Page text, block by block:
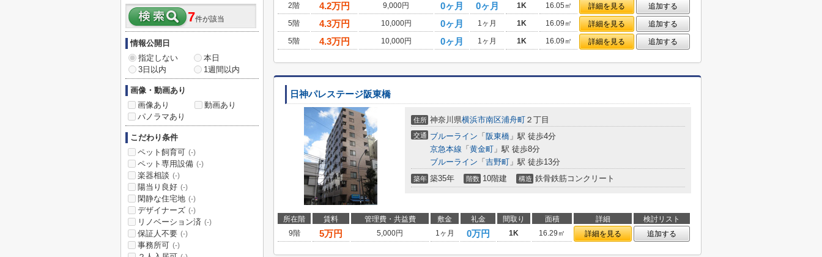
2階
4.2万円 9,000円 0ヶ月 0ヶ月 1K 16.05㎡ 詳細を見る
追加する
5階
4.3万円 10,000円 0ヶ月 1ヶ月 1K 16.09㎡ 詳細を見る
追加する
5階
4.3万円 10,000円 0ヶ月 1ヶ月 1K 16.09㎡ 詳細を見る 追加する
日神パレステージ阪東橋
住所 神奈川県横浜市南区浦舟町 ２丁目
交通 ブルーライン 「 阪東橋 」駅 徒歩4分
京急本線 「 黄金町 」駅 徒歩8分
ブルーライン 「 吉野町 」駅 徒歩13分
築年 築35年 階数 10階建 構造 鉄骨鉄筋コンクリート
所在階 賃料 管理費・共益費 敷金 礼金 間取り 面積 詳細
検討リスト
9階
5万円 5,000円 1ヶ月 0万円 1K 16.29㎡ 詳細を見る 追加する
7件が該当
情報公開日
指定しない
本日
3日以内
1週間以内
画像・動画あり
画像あり
動画あり
パノラマあり
こだわり条件
ペット飼育可 (-)
ペット専用設備 (-)
楽器相談 (-)
陽当り良好 (-)
閑静な住宅地 (-)
デザイナーズ (-)
リノベーション済 (-)
保証人不要 (-)
事務所可 (-)